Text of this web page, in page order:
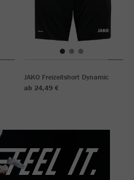
JAKO Freizeitshort Dynamic
ab 24,49 €